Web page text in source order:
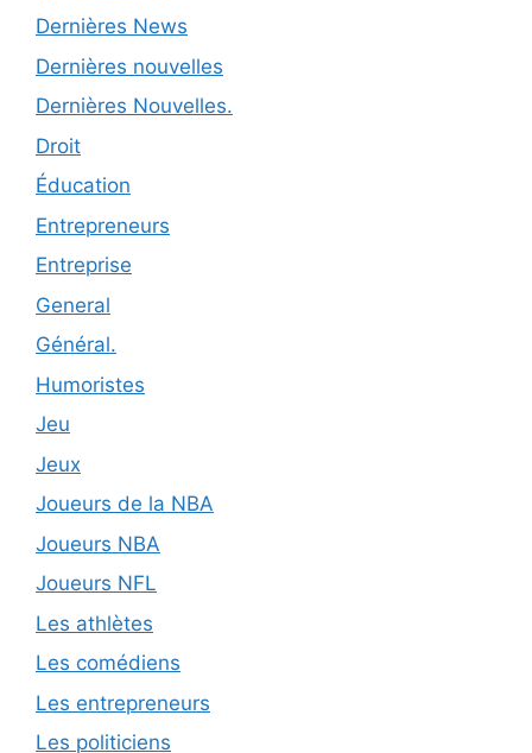
Dernières News
Dernières nouvelles
Dernières Nouvelles.
Droit
Éducation
Entrepreneurs
Entreprise
General
Général.
Humoristes
Jeu
Jeux
Joueurs de la NBA
Joueurs NBA
Joueurs NFL
Les athlètes
Les comédiens
Les entrepreneurs
Les politiciens